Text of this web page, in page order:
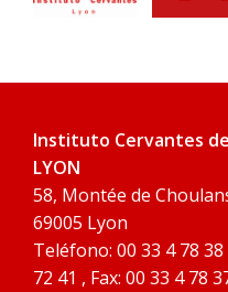
Instituto Cervantes de
LYON
58, Montée de
69005 Lyon
Teléfono: 00 33 4 78 38
72 41 , Fax: 00 33 4 78